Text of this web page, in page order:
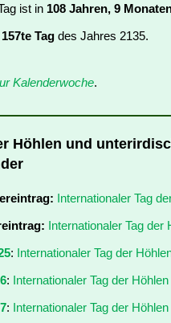
ist in 108 Jahren, 9
157te Tag des Jahres 2135.
Kalenderwoche.
Höhlen und
Internationaler Tag
Internationaler Tag der
: Internationaler Tag der
: Internationaler Tag der
: Internationaler Tag der